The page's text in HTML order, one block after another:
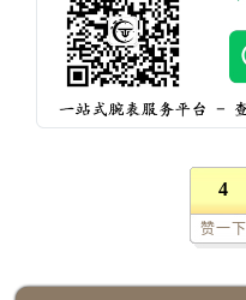
4
赞一下